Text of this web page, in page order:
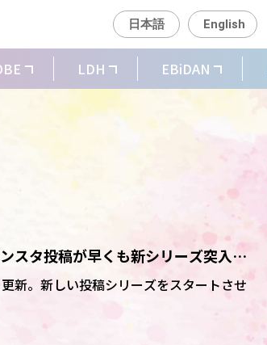
日本語 English
LDH EBiDAN
スタ投稿が早くも新シリーズ突入!
新。新しい投稿シリーズをスタートさせ